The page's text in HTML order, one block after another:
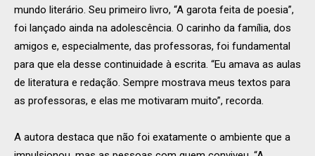
mundo literário. Seu primeiro livro, “A garota feita de poesia”,
foi lançado ainda na adolescência. O carinho da família, dos
amigos e, especialmente, das professoras, foi fundamental
para que ela desse continuidade à escrita. “Eu amava as aulas
de literatura e redação. Sempre mostrava meus textos para
as professoras, e elas me motivaram muito”, recorda.
A autora destaca que não foi exatamente o ambiente que a